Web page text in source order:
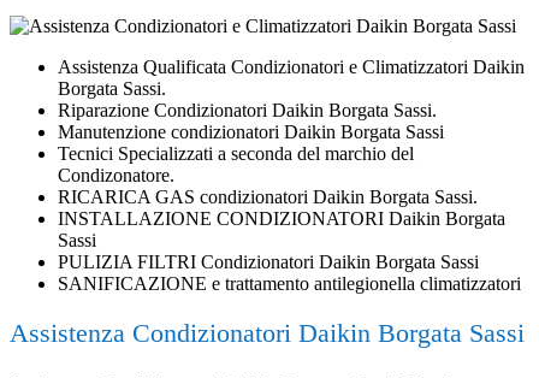
Assistenza Qualificata Condizionatori e Climatizzatori Daikin
Borgata Sassi.
Riparazione Condizionatori Daikin Borgata Sassi.
Manutenzione condizionatori Daikin Borgata Sassi
Tecnici Specializzati a seconda del marchio del
Condizonatore.
RICARICA GAS condizionatori Daikin Borgata Sassi.
INSTALLAZIONE CONDIZIONATORI Daikin Borgata
Sassi
PULIZIA FILTRI Condizionatori Daikin Borgata Sassi
SANIFICAZIONE e trattamento antilegionella climatizzatori
Assistenza Condizionatori Daikin Borgata Sassi